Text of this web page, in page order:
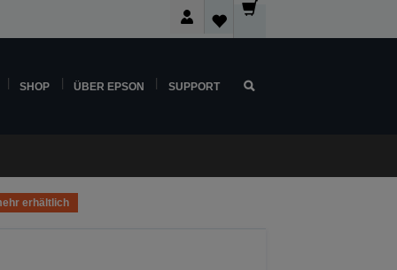
SHOP ÜBER EPSON SUPPORT
erhältlich